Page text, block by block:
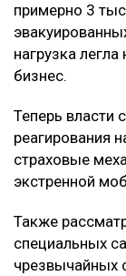
примерно 3
нагрузка
бизнес.
Теперь власти
реагирования
страховые
экстренной
Также
специальных
чрезвычайных